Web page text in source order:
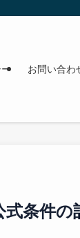
程順に整理。
お問い合わ
条件の